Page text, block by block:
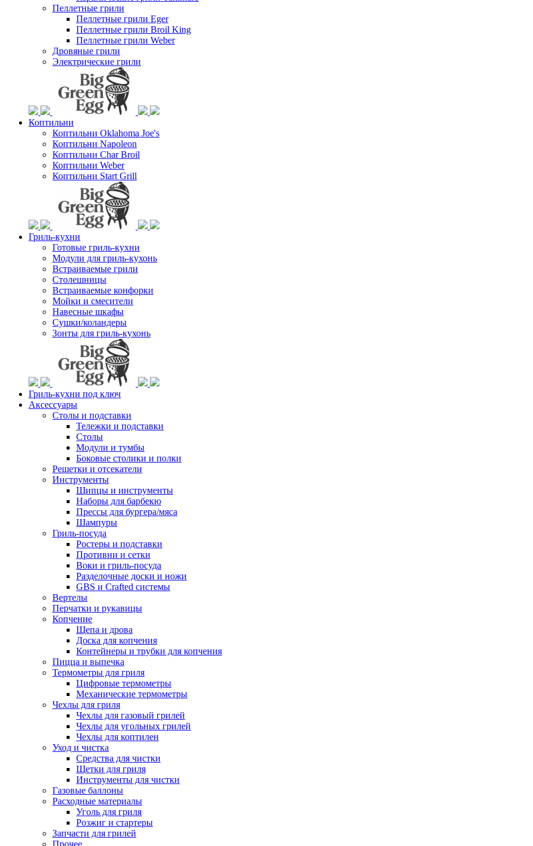
Пеллетные грили
Пеллетные грили Eger
Пеллетные грили Broil King
Пеллетные грили Weber
Дровяные грили
Электрические грили
Коптильни
Коптильни Oklahoma Joe's
Коптильни Napoleon
Коптильни Char Broil
Коптильни Weber
Коптильни Start Grill
Гриль-кухни
Готовые гриль-кухни
Модули для гриль-кухонь
Встраиваемые грили
Столешницы
Встраиваемые конфорки
Мойки и смесители
Навесные шкафы
Сушки/коландеры
Зонты для гриль-кухонь
Гриль-кухни под ключ
Аксессуары
Столы и подставки
Тележки и подставки
Столы
Модули и тумбы
Боковые столики и полки
Решетки и отсекатели
Инструменты
Щипцы и инструменты
Наборы для барбекю
Прессы для бургера/мяса
Шампуры
Гриль-посуда
Ростеры и подставки
Противни и сетки
Воки и гриль-посуда
Разделочные доски и ножи
GBS и Crafted системы
Вертелы
Перчатки и рукавицы
Копчение
Щепа и дрова
Доска для копчения
Контейнеры и трубки для копчения
Пицца и выпечка
Термометры для гриля
Цифровые термометры
Механические термометры
Чехлы для гриля
Чехлы для газовый грилей
Чехлы для угольных грилей
Чехлы для коптилен
Уход и чистка
Средства для чистки
Щетки для гриля
Инструменты для чистки
Газовые баллоны
Расходные материалы
Уголь для гриля
Розжиг и стартеры
Запчасти для грилей
Прочее